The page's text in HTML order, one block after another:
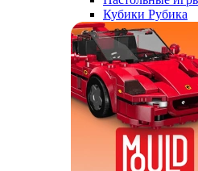
Кубики Рубика